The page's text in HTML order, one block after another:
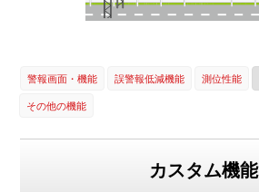
警報画面・機能 誤警報低減機能 測位性能
その他の機能
カスタム機能